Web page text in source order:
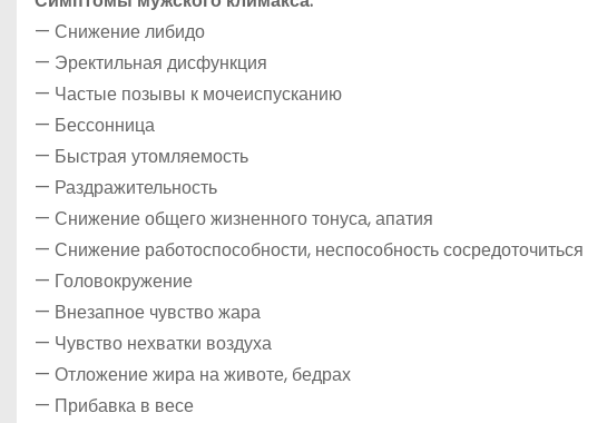
— Снижение либидо
— Эректильная дисфункция
— Частые позывы к мочеиспусканию
— Бессонница
— Быстрая утомляемость
— Раздражительность
— Снижение общего жизненного тонуса, апатия
— Снижение работоспособности, неспособность сосредоточиться
— Головокружение
— Внезапное чувство жара
— Чувство нехватки воздуха
— Отложение жира на животе, бедрах
— Прибавка в весе